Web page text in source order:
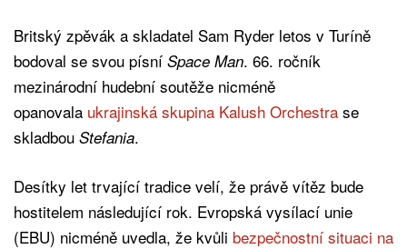
Britský zpěvák a skladatel Sam Ryder letos v Turíně
bodoval se svou písní Space Man. 66. ročník
mezinárodní hudební soutěže nicméně
opanovala ukrajinská skupina Kalush Orchestra se
skladbou Stefania.
Desítky let trvající tradice velí, že právě vítěz bude
hostitelem následující rok. Evropská vysílací unie
(EBU) nicméně uvedla, že kvůli bezpečnostní situaci na